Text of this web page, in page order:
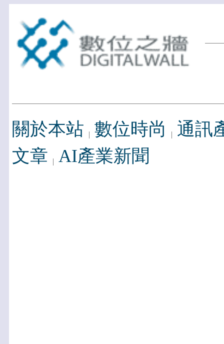
關於本站 數位時尚
通訊
文章 AI產業新聞